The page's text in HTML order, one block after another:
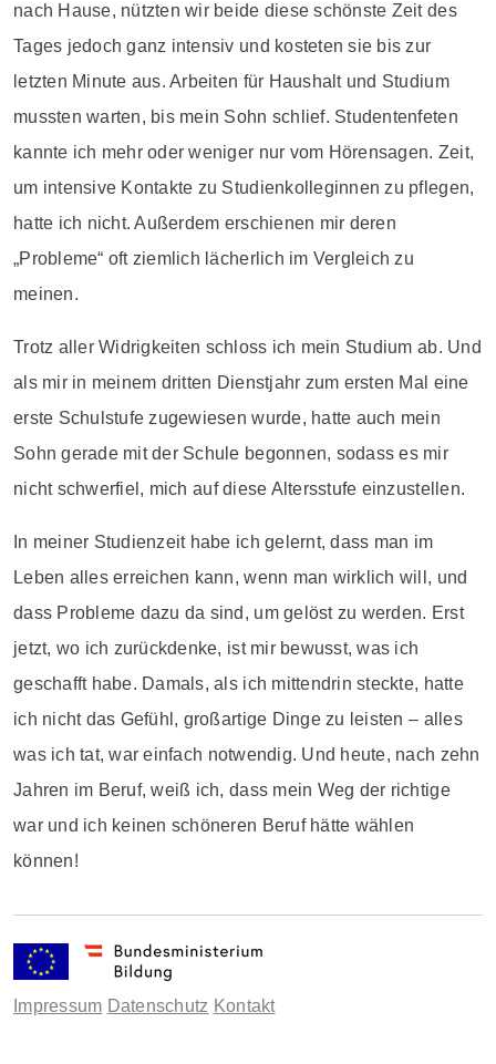
nach Hause, nützten wir beide diese schönste Zeit des
Tages jedoch ganz intensiv und kosteten sie bis zur
letzten Minute aus. Arbeiten für Haushalt und Studium
mussten warten, bis mein Sohn schlief. Studentenfeten
kannte ich mehr oder weniger nur vom Hörensagen. Zeit,
um intensive Kontakte zu Studienkolleginnen zu pflegen,
hatte ich nicht. Außerdem erschienen mir deren
„Probleme“ oft ziemlich lächerlich im Vergleich zu
meinen.
Trotz aller Widrigkeiten schloss ich mein Studium ab. Und
als mir in meinem dritten Dienstjahr zum ersten Mal eine
erste Schulstufe zugewiesen wurde, hatte auch mein
Sohn gerade mit der Schule begonnen, sodass es mir
nicht schwerfiel, mich auf diese Altersstufe einzustellen.
In meiner Studienzeit habe ich gelernt, dass man im
Leben alles erreichen kann, wenn man wirklich will, und
dass Probleme dazu da sind, um gelöst zu werden. Erst
jetzt, wo ich zurückdenke, ist mir bewusst, was ich
geschafft habe. Damals, als ich mittendrin steckte, hatte
ich nicht das Gefühl, großartige Dinge zu leisten – alles
was ich tat, war einfach notwendig. Und heute, nach zehn
Jahren im Beruf, weiß ich, dass mein Weg der richtige
war und ich keinen schöneren Beruf hätte wählen
können!
Impressum Datenschutz Kontakt